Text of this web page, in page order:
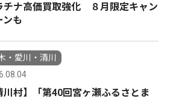
チナ高価買取強化 ８月限定キャン
ンも
・愛川・清川
川村】「第40回宮ヶ瀬ふるさとま